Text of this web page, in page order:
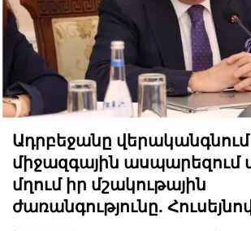
Ադրբեջանը
միջազգային ասպարեզում
մղում իր մշակութային
ժառանգությունը.